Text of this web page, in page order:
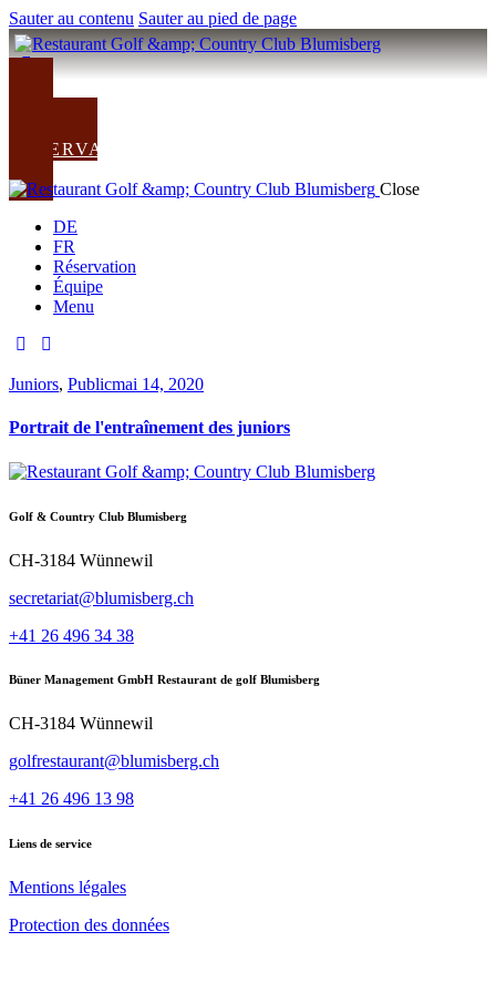
Sauter au contenu Sauter au pied de page
RÉSERVATION
Close
DE
FR
Réservation
Équipe
Menu
Juniors, Publicmai 14, 2020
Portrait de l'entraînement des juniors
Golf & Country Club Blumisberg
CH-3184 Wünnewil
secretariat@blumisberg.ch
+41 26 496 34 38
Büner Management GmbH Restaurant de golf Blumisberg
CH-3184 Wünnewil
golfrestaurant@blumisberg.ch
+41 26 496 13 98
Liens de service
Mentions légales
Protection des données